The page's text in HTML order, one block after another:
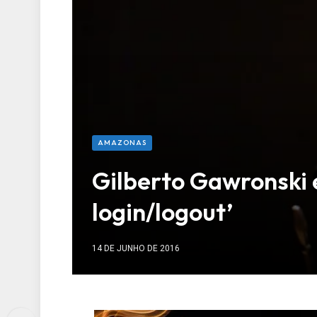
AMAZONAS
Gilberto Gawronski
login/logout’
14 DE JUNHO DE 2016